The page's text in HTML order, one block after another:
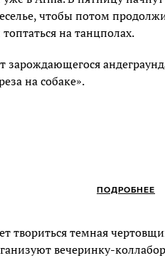
чтобы потом
на танцполах.
зарождающегося
на собаке».
ПОДРОБНЕЕ
твориться темная
вечеринку-